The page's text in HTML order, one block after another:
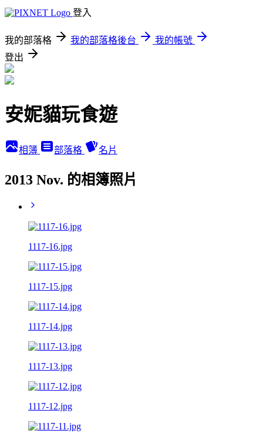
登入
我的部落格 我的部落格後台
我的帳號
登出
安妮貓玩食遊
相簿 部落格 名片
2013 Nov. 的相簿照片
1117-16.jpg
1117-15.jpg
1117-14.jpg
1117-13.jpg
1117-12.jpg